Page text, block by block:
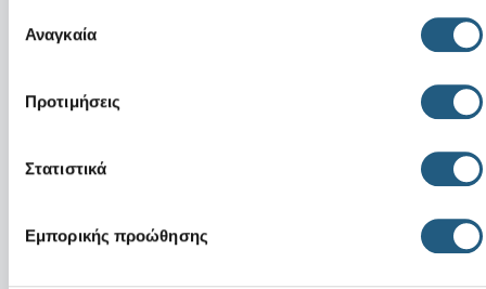
συγκατάθεσης
Αναγκαία
Προτιμήσεις
Στατιστικά
Εμπορικής προώθησης
Νέο
Iced Vice